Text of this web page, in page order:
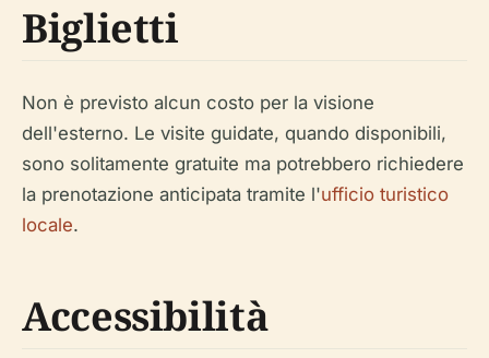
Biglietti
Non è previsto alcun costo per la visione
dell'esterno. Le visite guidate, quando disponibili,
sono solitamente gratuite ma potrebbero richiedere
la prenotazione anticipata tramite l'ufficio turistico
locale.
Accessibilità